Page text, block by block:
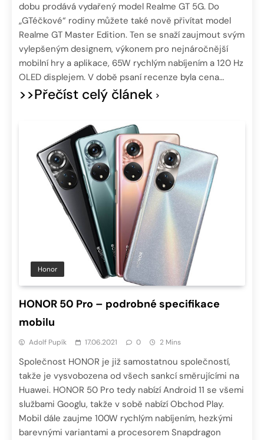
dobu prodává vydařený model Realme GT 5G. Do
„GTéčkové“ rodiny můžete také nově přivítat model
Realme GT Master Edition. Ten se snaží zaujmout svým
vylepšeným designem, výkonem pro nejnáročnější
mobilní hry a aplikace, 65W rychlým nabíjením a 120 Hz
OLED displejem. V době psaní recenze byla cena…
>>Přečíst celý článek
Honor
HONOR 50 Pro – podrobné specifikace
mobilu
Adolf Pupík 17.06.2021 0 2 Mins
Společnost HONOR je již samostatnou společností,
takže je vysvobozena od všech sankcí směrujícími na
Huawei. HONOR 50 Pro tedy nabízí Android 11 se všemi
službami Googlu, takže v sobě nabízí Obchod Play.
Mobil dále zaujme 100W rychlým nabíjením, hezkými
barevnými variantami a procesorem Snapdragon